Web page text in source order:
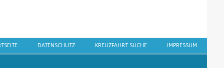
DATENSCHUTZ KREUZFAHRT SUCHE IMPRESSUM